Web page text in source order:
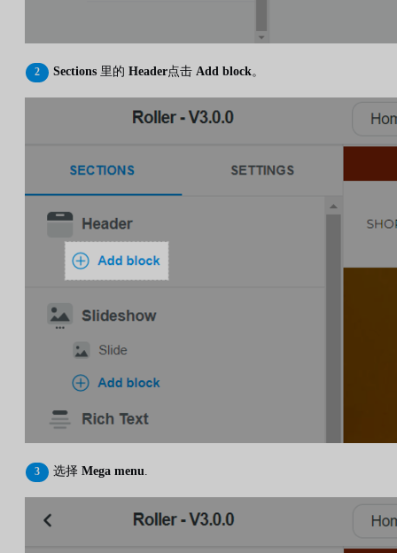
Sections 里的 Header点击 Add block。
选择 Mega menu.